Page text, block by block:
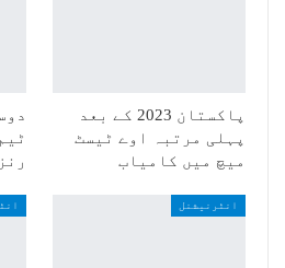
پاکستان 2023 کے بعد
پہلی مرتبہ اوے ٹیسٹ
میچ میں کامیاب
انٹرنیشنل